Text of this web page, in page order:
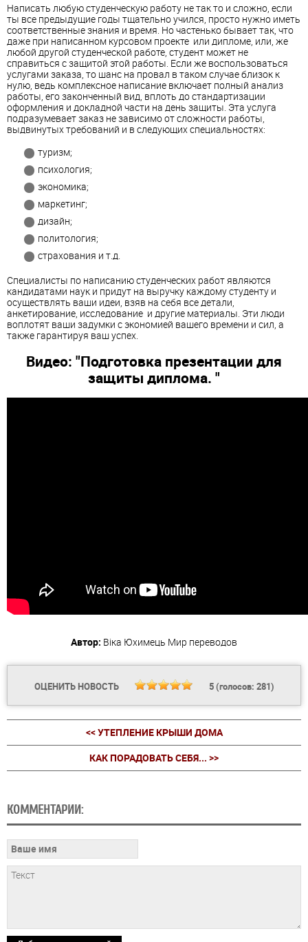
Написать любую студенческую работу не так то и сложно, если
ты все предыдущие годы тщательно учился, просто нужно иметь
соответственные знания и время. Но частенько бывает так, что
даже при написанном курсовом проекте или дипломе, или, же
любой другой студенческой работе, студент может не
справиться с защитой этой работы. Если же воспользоваться
услугами заказа, то шанс на провал в таком случае близок к
нулю, ведь комплексное написание включает полный анализ
работы, его законченный вид, вплоть до стандартизации
оформления и докладной части на день защиты. Эта услуга
подразумевает заказ не зависимо от сложности работы,
выдвинутых требований и в следующих специальностях:
туризм;
психология;
экономика;
маркетинг;
дизайн;
политология;
страхования и т.д.
Специалисты по написанию студенческих работ являются
кандидатами наук и придут на выручку каждому студенту и
осуществлять ваши идеи, взяв на себя все детали,
анкетирование, исследование и другие материалы. Эти люди
воплотят ваши задумки с экономией вашего времени и сил, а
также гарантируя ваш успех.
Видео: "Подготовка презентации для
защиты диплома. "
Автор: Віка Юхимець Мир переводов
ОЦЕНИТЬ НОВОСТЬ 5(голосов: 281)
<< УТЕПЛЕНИЕ КРЫШИ ДОМА
КАК ПОРАДОВАТЬ СЕБЯ... >>
КОММЕНТАРИИ: